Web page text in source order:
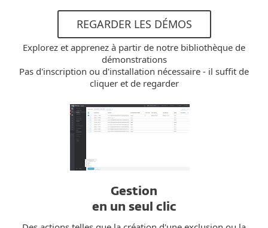
REGARDER LES DÉMOS
Explorez et apprenez à partir de notre bibliothèque de
démonstrations
Pas d'inscription ou d'installation nécessaire - il suffit de
cliquer et de regarder
Gestion
en un seul clic